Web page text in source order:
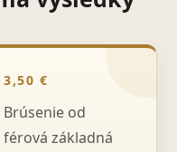
3,50 €
Brúsenie od
férová základná